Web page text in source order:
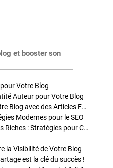
et booster son
Votre Blog
Auteur pour Votre Blog
Stratégies de Publication : Boostez Votre Blog avec des Articles Fréquents et Exclusifs
Modernes pour le SEO
Enrichir Vos Articles avec des Contenus Riches : Stratégies pour Captiver et Optimiser
la Visibilité de Votre Blog
est la clé du succès !